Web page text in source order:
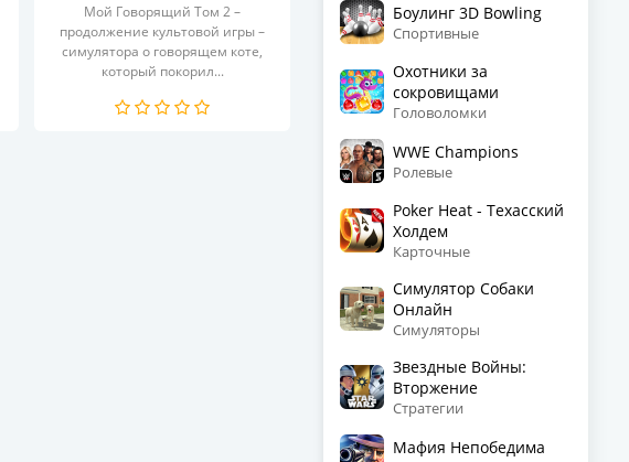
Мой Говорящий Том 2 –
продолжение культовой игры –
симулятора о говорящем коте,
который покорил...
Боулинг 3D Bowling
Спортивные
Охотники за
сокровищами
Головоломки
WWE Champions
Ролевые
Poker Heat - Техасский
Холдем
Карточные
Симулятор Собаки
Онлайн
Симуляторы
Звездные Войны:
Вторжение
Стратегии
Мафия Непобедима